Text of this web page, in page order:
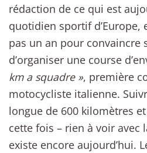
rédaction de ce qui est
quotidien sportif
pas un an pour convaincre
d’organiser une course
km a squadre », première
motocycliste italienne.
longue de 600 kilomètres
cette fois – rien à voir avec
existe encore aujourd’hui.